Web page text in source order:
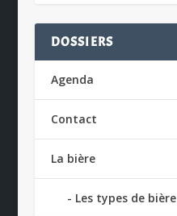
DOSSIERS
Agenda
Contact
La bière
Les types de bière